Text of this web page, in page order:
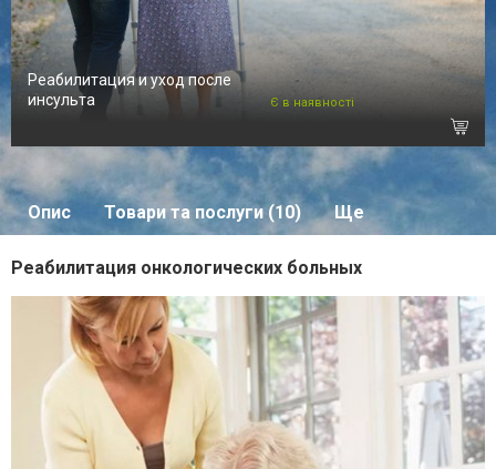
Реабилитация и уход после
инсульта
Є в наявності
Опис Товари та послуги (10) Ще
Реабилитация онкологических больных